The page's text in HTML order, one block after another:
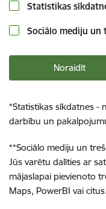
Statistikas
Sociālo mediju un
Noraidīt
*Statistikas sīkdatnes -
darbību un
**Sociālo mediju un
Jūs varētu dalīties ar
mājaslapai pievienoto
Maps, PowerBI vai citus.